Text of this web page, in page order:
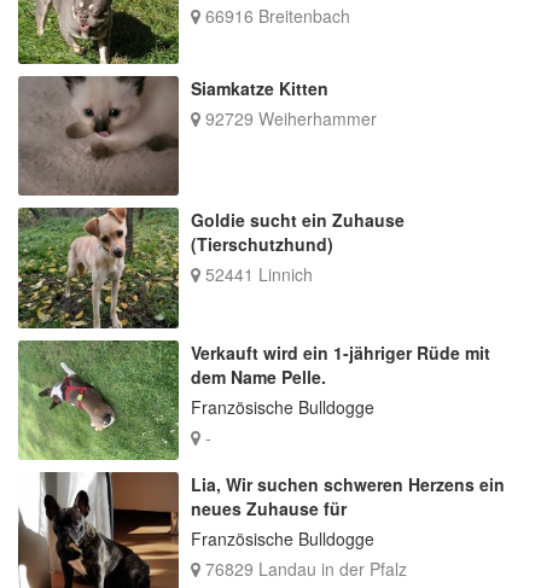
66916 Breitenbach
Siamkatze Kitten
92729 Weiherhammer
Goldie sucht ein Zuhause
(Tierschutzhund)
52441 Linnich
Verkauft wird ein 1-jähriger Rüde mit
dem Name Pelle.
Französische Bulldogge
-
Lia, Wir suchen schweren Herzens ein
neues Zuhause für
Französische Bulldogge
76829 Landau in der Pfalz